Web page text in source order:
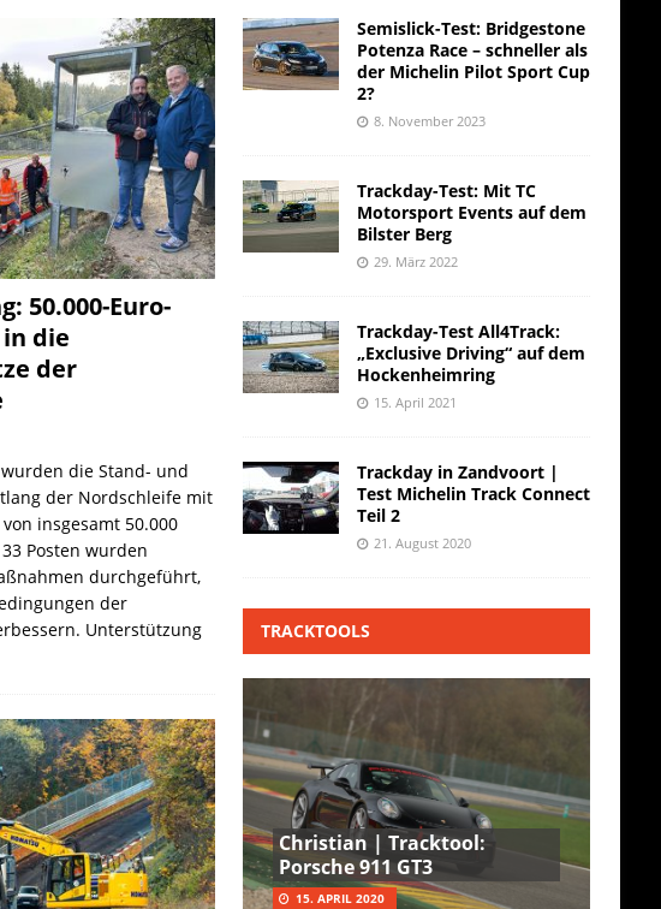
50.000-Euro-
die
der
die Stand- und
der Nordschleife mit
insgesamt 50.000
Posten wurden
durchgeführt,
der
Unterstützung
Semislick-Test: Bridgestone
Potenza Race – schneller als
der Michelin Pilot Sport Cup
2?
8. November 2023
Trackday-Test: Mit TC
Motorsport Events auf dem
Bilster Berg
29. März 2022
Trackday-Test All4Track:
„Exclusive Driving“ auf dem
Hockenheimring
15. April 2021
Trackday in Zandvoort |
Test Michelin Track Connect
Teil 2
21. August 2020
TRACKTOOLS
Christian | Tracktool:
Porsche 911 GT3
15. APRIL 2020